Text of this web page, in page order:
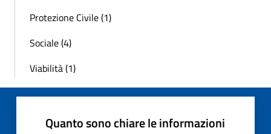
Protezione Civile (1)
Sociale (4)
Viabilità (1)
Quanto sono chiare le informazioni